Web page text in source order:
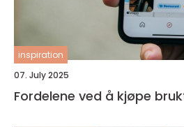
inspiration
07. July 2025
Fordelene ved å kjøpe